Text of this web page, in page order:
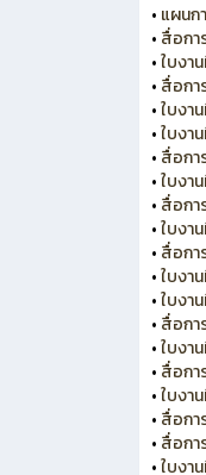
• แผนก
• สื่อกา
•ใบงาน
• สื่อกา
•ใบงา
•ใบงา
• สื่อกา
•ใบงา
• สื่อกา
•ใบงา
• สื่อกา
•ใบงา
•ใบงา
• สื่อกา
•ใบงา
• สื่อกา
•ใบงา
• สื่อกา
• สื่อกา
•ใบงา